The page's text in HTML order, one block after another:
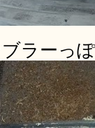
ラーっ